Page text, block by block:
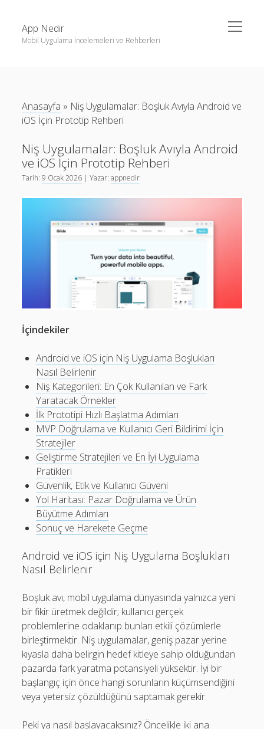
App Nedir
Mobil Uygulama İncelemeleri ve Rehberleri
menüyü
aç
Finans
iOS
Nasıl Yapılır
Son Yazılar
Haptic Geribildiřim Tasarımı: Android ve iOS İçin Adım
Adım Rehber
Karanlık Mod Tasarım: Android ve iOS İçin Rehber
Android iOS tasarım kalıpları: Hızlı içerik üretimi için pratik
Mobil Uygulamalarda Yapay Zeka ile İçerik Özelleştirme:
Mobil Uygulamalar Batarya Tasarrufu: Adım Adım Tasarım
Eğitim
Finans
Fotoğraf & Video
Genel
iOS
Nasıl Yapılır
Oyunlar
Sosyal Medya
Verimlilik
Son yorumlar
Anasayfa » Niş Uygulamalar: Boşluk Avıyla Android ve
iOS İçin Prototip Rehberi
Niş Uygulamalar: Boşluk Avıyla Android
ve iOS İçin Prototip Rehberi
Tarih:9 Ocak 2026 | Yazar:appnedir
İçindekiler
Android ve iOS için Niş Uygulama Boşlukları
Nasıl Belirlenir
Niş Kategorileri: En Çok Kullanılan ve Fark
Yaratacak Örnekler
İlk Prototipi Hızlı Başlatma Adımları
MVP Doğrulama ve Kullanıcı Geri Bildirimi İçin
Stratejiler
Geliştirme Stratejileri ve En İyi Uygulama
Pratikleri
Güvenlik, Etik ve Kullanıcı Güveni
Yol Haritası: Pazar Doğrulama ve Ürün
Büyütme Adımları
Sonuç ve Harekete Geçme
Android ve iOS için Niş Uygulama Boşlukları
Nasıl Belirlenir
Boşluk avı, mobil uygulama dünyasında yalnızca yeni
bir fikir üretmek değildir; kullanıcı gerçek
problemlerine odaklanıp bunları etkili çözümlerle
birleştirmektir. Niş uygulamalar, geniş pazar yerine
kıyasla daha belirgin hedef kitleye sahip olduğundan
pazarda fark yaratma potansiyeli yüksektir. İyi bir
başlangıç için önce hangi sorunların küçümsendiğini
veya yetersiz çözüldüğünü saptamak gerekir.
Peki ya nasıl başlayacaksınız? Öncelikle iki ana